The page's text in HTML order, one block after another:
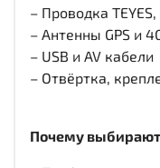
– Проводка
– Антенны GPS и
– USB и AV кабели
– Отвёртка,
Почему выбирают